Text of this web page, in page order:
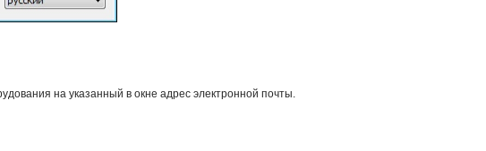
на указанный в окне адрес электронной почты.